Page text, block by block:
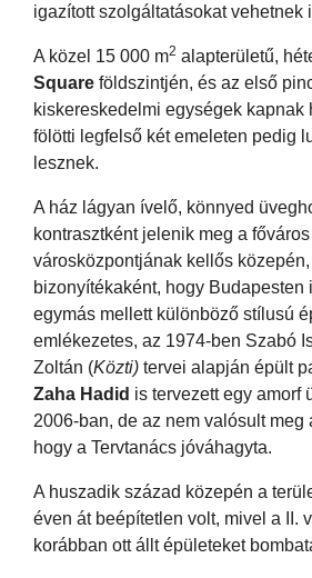
igazított szolgáltatásokat vehetnek
A közel 15 000 m2 alapterületű,
Square földszintjén, és az első
kiskereskedelmi egységek kapnak
fölötti legfelső két emeleten pedig
lesznek.
A ház lágyan ívelő, könnyed
kontrasztként jelenik meg a
városközpontjának kellős
bizonyítékaként, hogy Budapesten
egymás mellett különböző stílusú
emlékezetes, az 1974-ben Szabó
Zoltán (Közti) tervei alapján épült
Zaha Hadid is tervezett egy amorf
2006-ban, de az nem valósult meg
hogy a Tervtanács jóváhagyta.
A huszadik század közepén a
éven át beépítetlen volt, mivel a II.
korábban ott állt épületeket